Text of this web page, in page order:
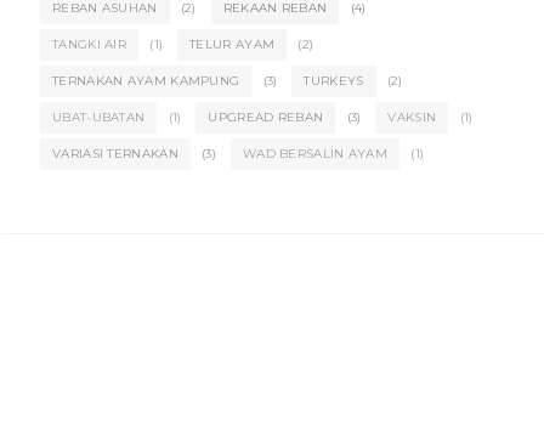
REBAN ASUHAN (2) REKAAN REBAN (4)
TANGKI AIR (1) TELUR AYAM (2)
TERNAKAN AYAM KAMPUNG (3) TURKEYS (2)
UBAT-UBATAN (1) UPGREAD REBAN (3) VAKSIN (1)
VARIASI TERNAKAN (3) WAD BERSALIN AYAM (1)